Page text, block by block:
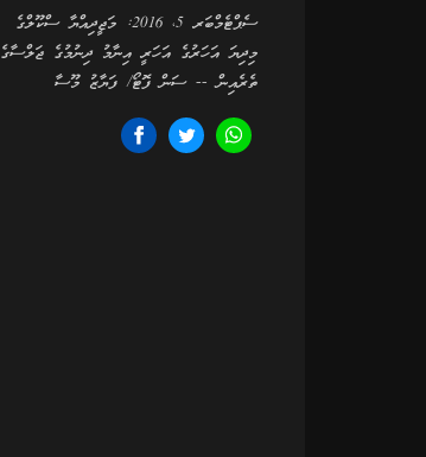
ސެޕްޓެމްބަރ 5، 2016: މަޖީދިއްޔާ ސްކޫލްގެ
މިދިޔަ އަހަރުގެ އަހަރީ އިނާމު ދިނުމުގެ ޖަލްސާގެ
ތެރެއިން -- ސަން ފޮޓޯ/ ފަޔާޒު މޫސާ